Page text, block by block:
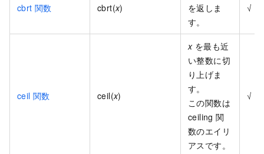
cbrt 関数 cbrt(x)
を返しま
す。
√
ceil 関数 ceil(x)
xを最も近
い整数に切
り上げま
す。
この関数は
ceiling 関
数のエイリ
アスです。
√